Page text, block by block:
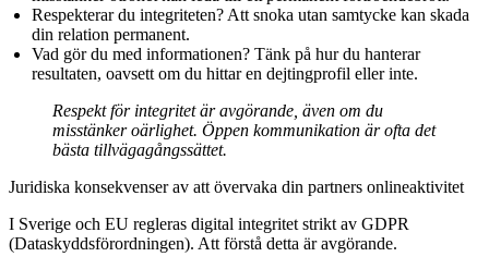
Respekterar du integriteten?Att snoka utan samtycke kan skada
din relation permanent.
Vad gör du med informationen?Tänk på hur du hanterar
resultaten, oavsett om du hittar en dejtingprofil eller inte.
Respekt för integritet är avgörande, även om du
misstänker oärlighet. Öppen kommunikation är ofta det
bästa tillvägagångssättet.
Juridiska konsekvenser av att övervaka din partners onlineaktivitet
I Sverige och EU regleras digital integritet strikt av GDPR
(Dataskyddsförordningen). Att förstå detta är avgörande.